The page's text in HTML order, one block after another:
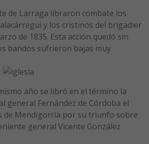
de Larraga libraron combate los
y los cristinos del brigadier
de 1835. Esta acción quedó sin
bandos sufrieron bajas muy
año se libró en el término la
general Fernández de Córdoba el
de Mendigorria por su triunfo sobre
general Vicente González